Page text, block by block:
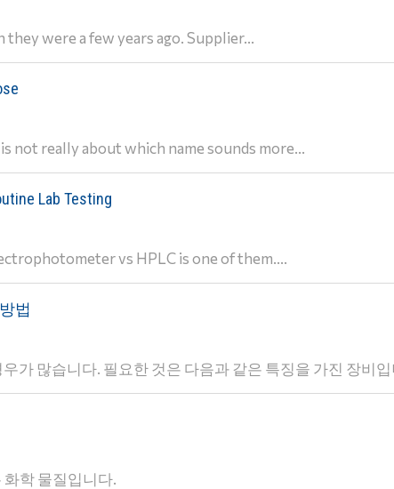
were a few years ago. Supplier...
not really about which name sounds more...
Lab Testing
vs HPLC is one of them....
법
가 많습니다. 필요한 것은 다음과 같은 특징을 가진 장비
학 물질입니다.